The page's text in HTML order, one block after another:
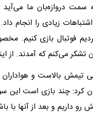
سمت دروازه‌بان ما
اشتباهات زیادی را
فوتبال بازی کنیم.
تشکر می‌کنم که آمدند.
تیمش بالاست و
چند بازی است این
داریم و بعد از آنها